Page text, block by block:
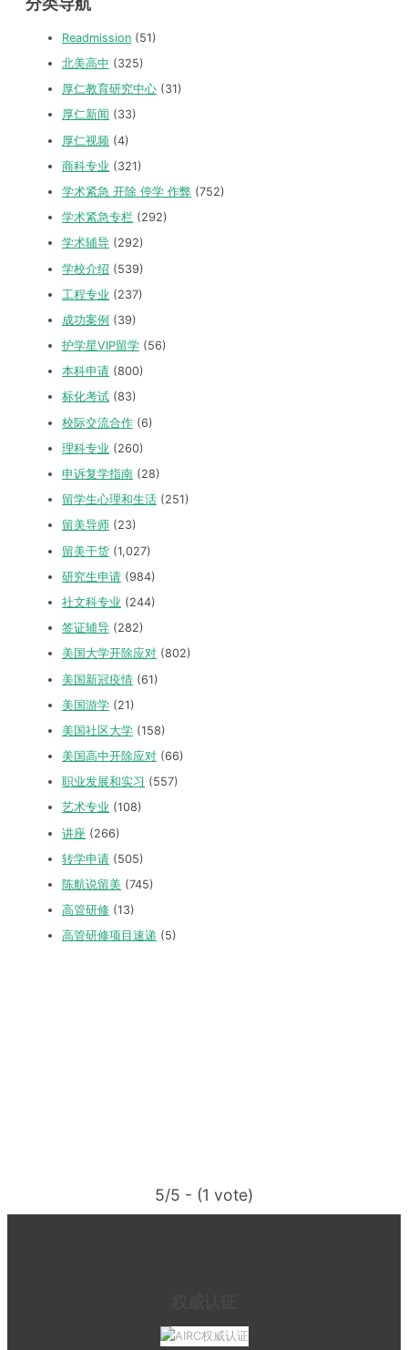
Readmission (51)
北美高中 (325)
厚仁教育研究中心 (31)
厚仁新闻 (33)
厚仁视频 (4)
商科专业 (321)
学术紧急 开除 停学 作弊 (752)
学术紧急专栏 (292)
学术辅导 (292)
学校介绍 (539)
工程专业 (237)
成功案例 (39)
护学星VIP留学 (56)
本科申请 (800)
标化考试 (83)
校际交流合作 (6)
理科专业 (260)
申诉复学指南 (28)
留学生心理和生活 (251)
留美导师 (23)
留美干货 (1,027)
研究生申请 (984)
社文科专业 (244)
签证辅导 (282)
美国大学开除应对 (802)
美国新冠疫情 (61)
美国游学 (21)
美国社区大学 (158)
美国高中开除应对 (66)
职业发展和实习 (557)
艺术专业 (108)
讲座 (266)
转学申请 (505)
陈航说留美 (745)
高管研修 (13)
高管研修项目速递 (5)
5/5 - (1 vote)